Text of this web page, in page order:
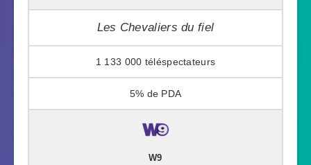
Les Chevaliers du fiel
1 133 000
5%
W9